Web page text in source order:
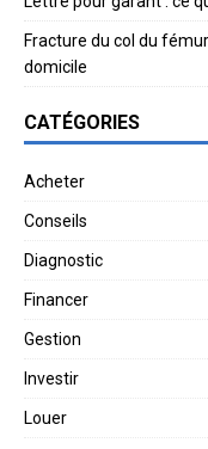
Fracture du col du
domicile
CATÉGORIES
Acheter
Conseils
Diagnostic
Financer
Gestion
Investir
Louer